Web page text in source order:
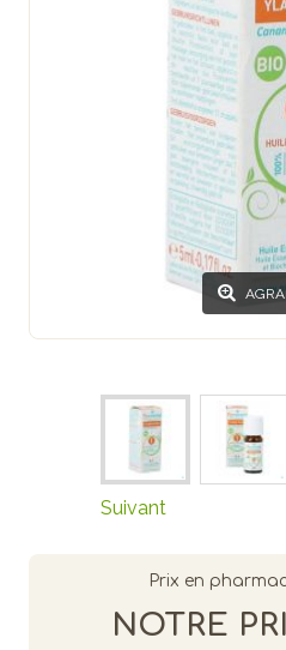
Suivant
Prix en
NOTRE